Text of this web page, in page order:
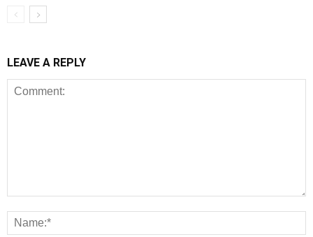
LEAVE A REPLY